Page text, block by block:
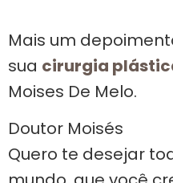
Mais um
sua cirurgia
Moises De Melo.
Doutor Moisés
Quero te desejar